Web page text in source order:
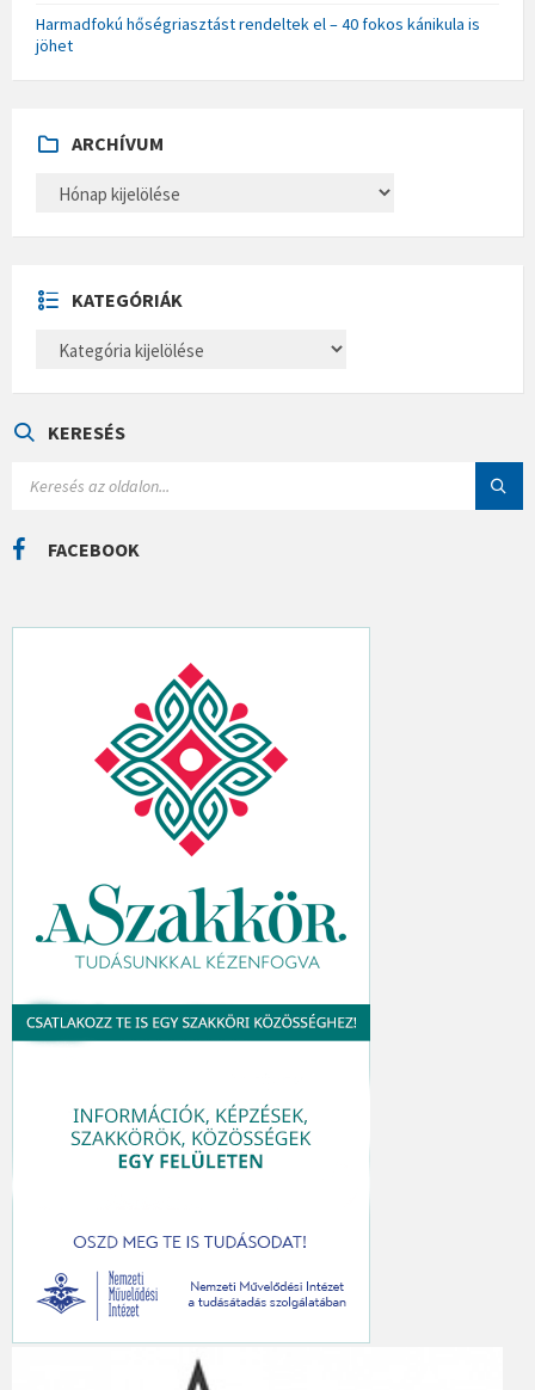
Harmadfokú hőségriasztást rendeltek el – 40 fokos kánikula is
jöhet
ARCHÍVUM
H
U
M
KATEGÓRIÁK
E
Á
KERESÉS
C
H
FACEBOOK